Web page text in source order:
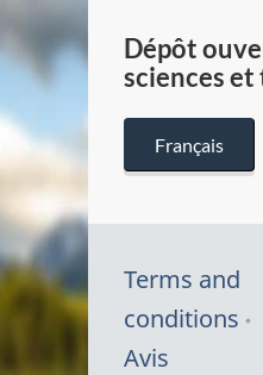
Dépôt
sciences
Français
Terms and
conditions
Avis